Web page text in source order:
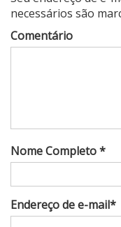
necessários são
Comentário
Nome Completo *
Endereço de e-mail*